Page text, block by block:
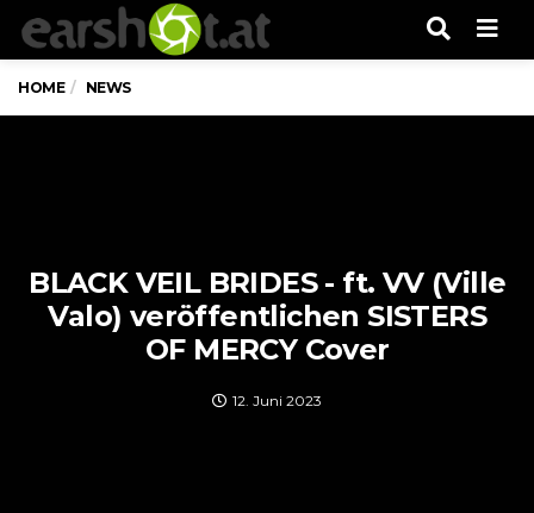
HOME NEWS
BLACK VEIL BRIDES - ft. VV (Ville
Valo) veröffentlichen SISTERS
OF MERCY Cover
12. Juni 2023